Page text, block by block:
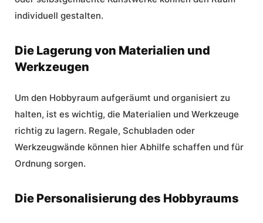
individuell gestalten.
Die Lagerung von Materialien und
Werkzeugen
Um den Hobbyraum aufgeräumt und organisiert zu
halten, ist es wichtig, die Materialien und Werkzeuge
richtig zu lagern. Regale, Schubladen oder
Werkzeugwände können hier Abhilfe schaffen und für
Ordnung sorgen.
Die Personalisierung des Hobbyraums